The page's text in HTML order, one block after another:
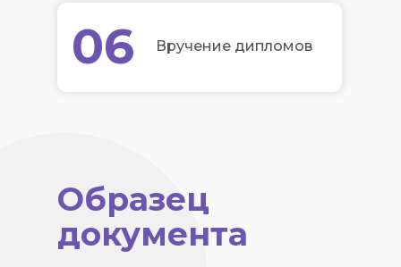
06
Вручение дипломов
Образец
документа